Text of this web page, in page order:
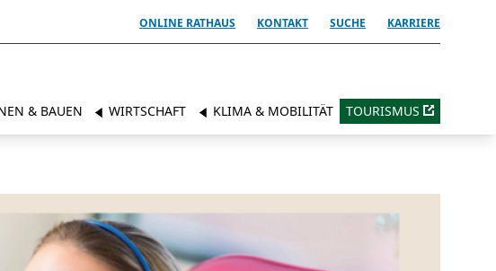
ONLINE RATHAUS KONTAKT SUCHE KARRIERE
& BAUEN WIRTSCHAFT KLIMA & MOBILITÄT TOURISMUS